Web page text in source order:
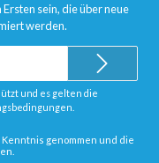
sein, die über neue
werden.
und es gelten die
Kenntnis genommen und die